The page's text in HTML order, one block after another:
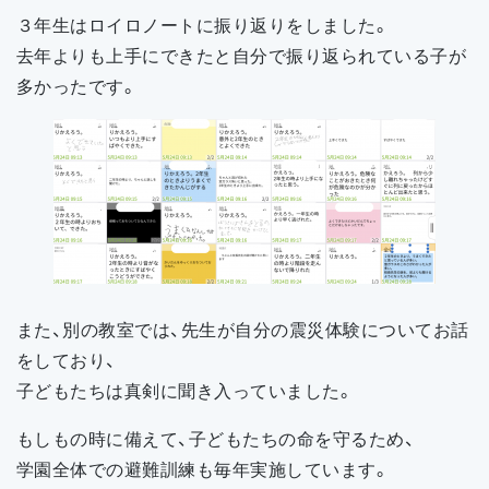
３年生はロイロノートに振り返りをしました。
去年よりも上手にできたと自分で振り返られている子が
多かったです。
また、別の教室では、先生が自分の震災体験についてお話
をしており、
子どもたちは真剣に聞き入っていました。
もしもの時に備えて、子どもたちの命を守るため、
学園全体での避難訓練も毎年実施しています。